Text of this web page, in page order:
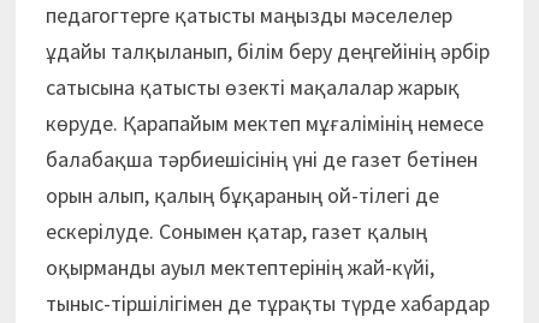
педагогтерге қатысты маңызды мәселелер
ұдайы талқыланып, білім беру деңгейінің әрбір
сатысына қатысты өзекті мақалалар жарық
көруде. Қарапайым мектеп мұғалімінің немесе
балабақша тәрбиешісінің үні де газет бетінен
орын алып, қалың бұқараның ой-тілегі де
ескерілуде. Сонымен қатар, газет қалың
оқырманды ауыл мектептерінің жай-күйі,
тыныс-тіршілігімен де тұрақты түрде хабардар